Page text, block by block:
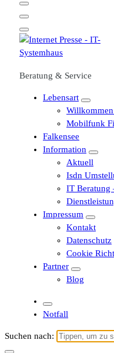
Beratung & Service
Lebensart
Mobilfunk
Falkensee
Information
Aktuell
Isdn
IT Beratung
Impressum
Kontakt
Datenschutz
Cookie
Partner
Blog
Notfall
Suchen nach: